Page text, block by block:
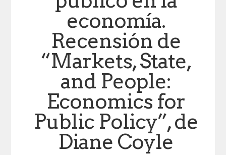
economía.
Recensión de
“Markets, State,
and People:
Economics for
Public Policy”, de
Diane Coyle